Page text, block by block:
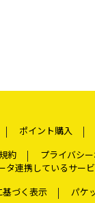
ポイント購入
約
プライバシ
タ連携しているサー
づく表示
パケ